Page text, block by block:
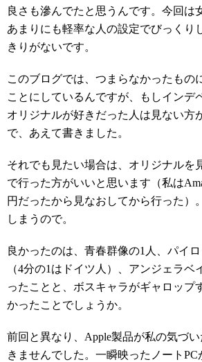
良さも滲んでたと思うんです。今回は
あまりにも軽率な人の設定でびっくり
きりがないです。
このブログでは、つまらなかったもの
ことにしているんですが、もしインデ
オリジナルが好きだった人は見ない方
で、あえて書きました。
それでも見たい場合は、オリジナルを
で行った方がいいと思います（私は
円だったから見なおしてから行った）
しまうので。
良かったのは、青春群像の1人、パイ
（4分の1はドイツ人）、アンジェラベ
ったことと、ボスキャラがギャロップ
かったことでしょうか。
前回と異なり、Apple製品が私の気づ
きませんでした。一瞬映ったノート